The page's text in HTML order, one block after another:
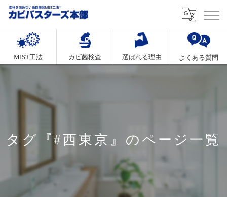
MIST工法 カビ菌検査 選ばれる理由 よくある質問
タグ『#西東京』のページ一覧